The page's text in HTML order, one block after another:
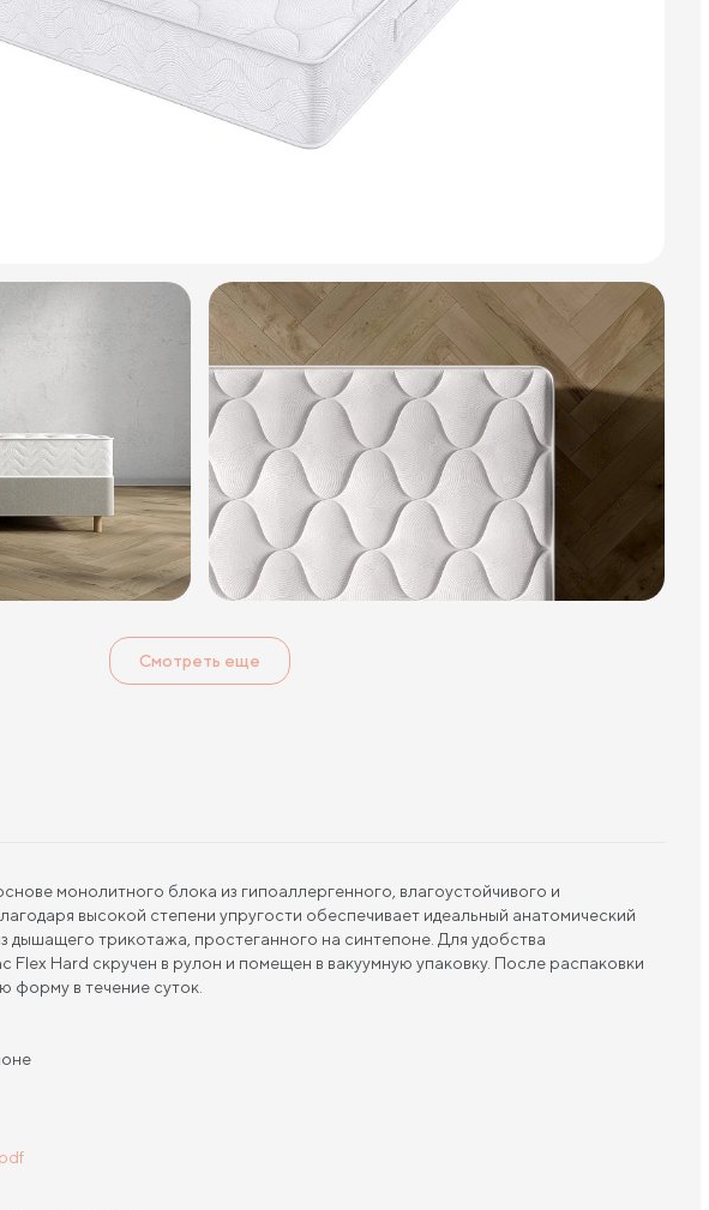
Смотреть еще
монолитного блока из гипоаллергенного, влагоустойчивого и
высокой степени упругости обеспечивает идеальный анатомический
дышащего трикотажа, простеганного на синтепоне. Для удобства
Flex Hard скручен в рулон и помещен в вакуумную упаковку. После распаковки
форму в течение суток.